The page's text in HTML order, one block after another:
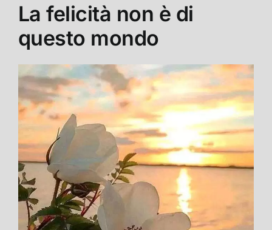
La felicità non è di
questo mondo